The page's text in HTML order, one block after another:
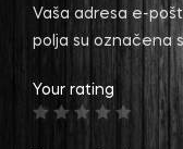
Vaša adresa e-
polja su označena
Your rating